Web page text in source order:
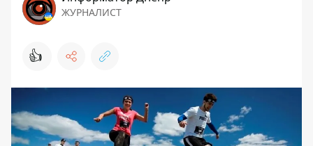
ЖУРНАЛИСТ
👍